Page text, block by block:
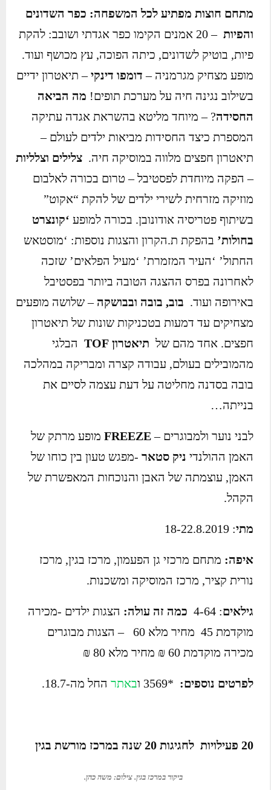
מתחם חוצות מפתיע לכל המשפחה: כפר השדונים
והפיות
– 20 אמנים הקימו כפר אגדתי ושובב: להקת
פיות, בוטיק לשדונים, כיתה הפוכה, עץ מכושף ועוד.
מופע מצחיק מגרמניה – דומפו דינקי– תיאטרון ידיים
בשילוב נגינה חיה על מערכת תופים! מה הביאה
החסידה? – מיוחד מליטא בהשראת אגדה עתיקה
המספרת כיצד החסידות מביאות ילדים לעולם –
תיאטרון חפצים מלווה במוסיקה חיה. צלילים וצלליות
– הפקה מיוחדת לפסטיבל – טרום בכורה לאלבום
מוזיקה מזרחית לשירי ילדים של להקת “אקוט”
בשיתוף פטריסיה אודונובן. בכורה למופע ‘קונצרט
בחולות’ בהפקת ת.הקרון והצגות נוספות: ‘מוסטאש
החתול’ ‘העיר המזמרת’ ‘מעיל הפלאים’ שזכה
לאחרונה בפרס ההצגה הטובה ביותר בפסטיבל
באירופה ועוד. בוב, בובה ובבושקה – שלושה מופעים
מצחיקים עד דמעות בטכניקות שונות של תיאטרון
חפצים. אחד מהם של תיאטרון TOF הבלגי
מהמובילים בעולם, עבודה קצרה ומבריקה במהלכה
בובה בסדנה מחליטה על דעת עצמה לסיים את
בנייתה…
לבני נוער ולמבוגרים –FREEZE מופע מרתק של
האמן ההולנדי ניק סטאר -מפגש טעון בין כוחו של
האמן, עוצמתה של האבן והנוכחות המאפשרת של
הקהל.
מתי: 18-22.8.2019
איפה: מתחם מרכזי גן הפעמון, מרכז בגין, מרכז
נורית קציר, מרכז המוסיקה ומשכנות.
גילאים: 4-64 כמה זה עולה: הצגות ילדים -מכירה
מוקדמת 45 מחיר מלא 60 – הצגות מבוגרים
מכירה מוקדמת 60 ₪ מחיר מלא 80 ₪
לפרטים נוספים: *3569 ו באתר החל מה-18.7.
20 פעילויות לחגיגות 20 שנה במרכז מורשת בגין
ביקור במרכז בגין. צילום: משה כהן.